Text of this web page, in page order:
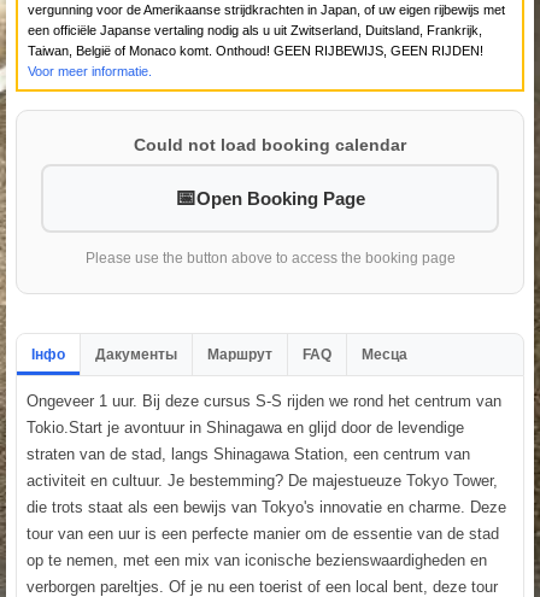
vergunning voor de Amerikaanse strijdkrachten in Japan, of uw eigen rijbewijs met
een officiële Japanse vertaling nodig als u uit Zwitserland, Duitsland, Frankrijk,
Taiwan, België of Monaco komt. Onthoud! GEEN RIJBEWIJS, GEEN RIJDEN!
Voor meer informatie.
Could not load booking calendar
Open Booking Page
Please use the button above to access the booking page
Інфо Дакументы Маршрут FAQ Месца
Ongeveer 1 uur. Bij deze cursus S-S rijden we rond het centrum van
Tokio.Start je avontuur in Shinagawa en glijd door de levendige
straten van de stad, langs Shinagawa Station, een centrum van
activiteit en cultuur. Je bestemming? De majestueuze Tokyo Tower,
die trots staat als een bewijs van Tokyo's innovatie en charme. Deze
tour van een uur is een perfecte manier om de essentie van de stad
op te nemen, met een mix van iconische bezienswaardigheden en
verborgen pareltjes. Of je nu een toerist of een local bent, deze tour